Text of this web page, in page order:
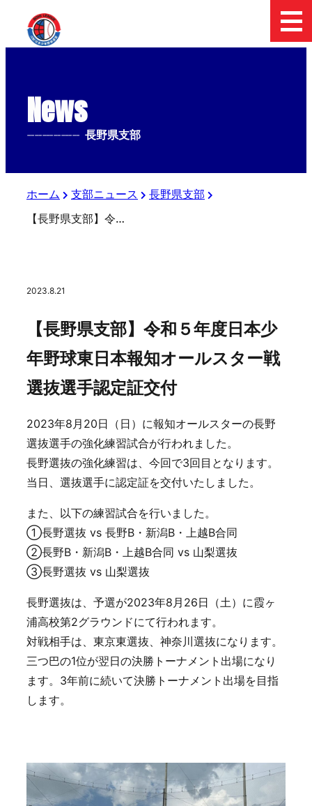
News
-------------- 長野県支部
ホーム 支部ニュース
長野県支部
【長野県支部】令和５年度日本少年野球東日本報知オールスター戦選抜選手認定証交付
2023.8.21
【長野県支部】令和５年度日本少
年野球東日本報知オールスター戦
選抜選手認定証交付
2023年8月20日（日）に報知オールスターの長野
選抜選手の強化練習試合が行われました。
長野選抜の強化練習は、今回で3回目となります。
当日、選抜選手に認定証を交付いたしました。
また、以下の練習試合を行いました。
①長野選抜 vs 長野B・新潟B・上越B合同
②長野B・新潟B・上越B合同 vs 山梨選抜
③長野選抜 vs 山梨選抜
長野選抜は、予選が2023年8月26日（土）に霞ヶ
浦高校第2グラウンドにて行われます。
対戦相手は、東京東選抜、神奈川選抜になります。
三つ巴の1位が翌日の決勝トーナメント出場になり
ます。3年前に続いて決勝トーナメント出場を目指
します。